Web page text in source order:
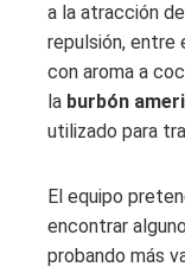
a la atracción
repulsión, entre
con aroma a
la burbón
utilizado para
El equipo
encontrar
probando más